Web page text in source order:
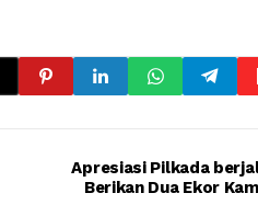
Apresiasi Pilkada
Berikan Dua Ekor